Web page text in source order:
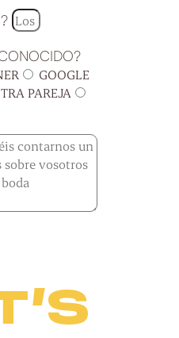
GOOGLE
PAREJA